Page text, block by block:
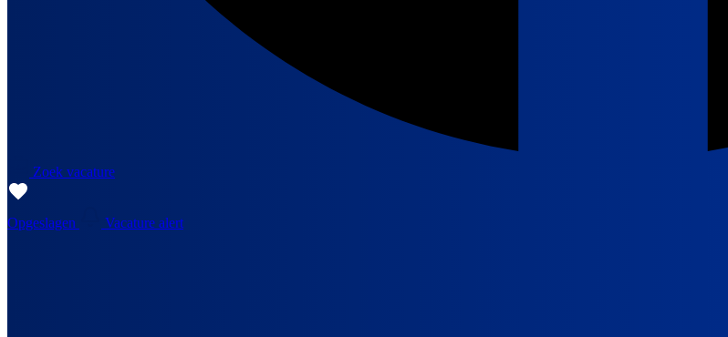
Zoek vacature
Opgeslagen Vacature alert